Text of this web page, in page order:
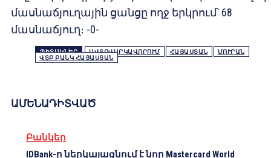
մասնաճյուղային ցանցը ողջ երկրում՝ 68
մասնաճյուղ։ -0-
ՊԻՏԱԿՆԵՐ ԱՎՏՈՎԱՐԿԱՎՈՐՈՒՄ ՀԱՅԱՍՏԱՆ
ՄՈՒՐԱՆ
ՎՏԲ ԲԱՆԿ ՀԱՅԱՍՏԱՆ
ԱՄԵՆԱԴԻՏՎԱԾ
Բանկեր
IDBank-ը ներկայացնում է նոր Mastercard World